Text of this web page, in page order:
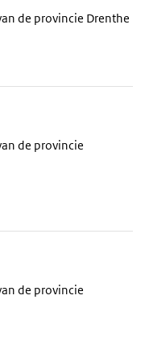
de provincie Drenthe
de provincie
de provincie